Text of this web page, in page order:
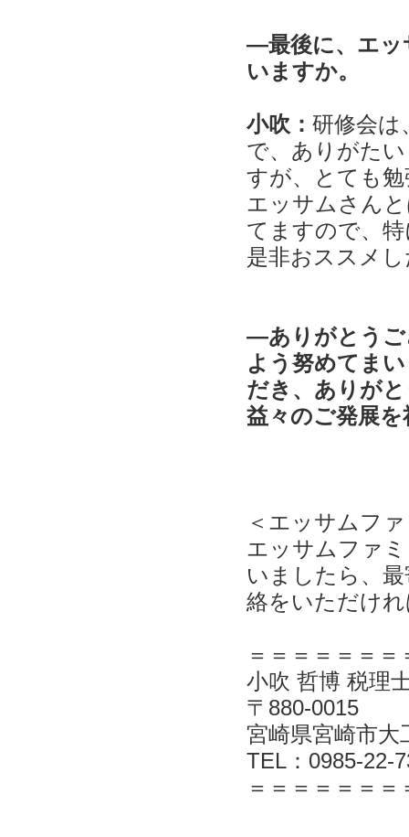
―最後に、エッ
いますか。
小吹： 研修会は
で、ありがた
すが、とても
エッサムさん
てますので、
是非おススメ
―ありがとうご
よう努めてま
だき、ありが
益々のご発展
＜エッサムフ
エッサムファ
いましたら、
絡をいただけ
＝＝＝＝＝＝
小吹 哲博 税理
〒880-0015
宮崎県宮崎市大
TEL：0985-22-
＝＝＝＝＝＝